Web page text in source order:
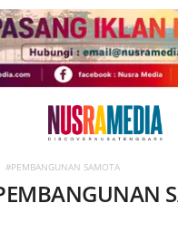
#PEMBANGUNAN SAMOTA